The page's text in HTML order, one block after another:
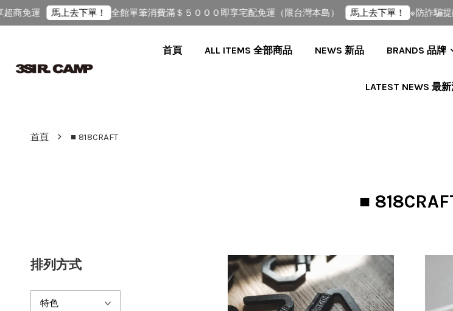
商免運 馬上去下單！ 全館單筆消費滿＄５０００即享宅配免運（限台灣本島） 馬上去下單！ ※防詐騙提醒
首頁 ALL ITEMS 全部商品 NEWS 新品 BRANDS 品牌
LATEST NEWS 最
首頁 › ■ 818CRAFT
■
排列方式